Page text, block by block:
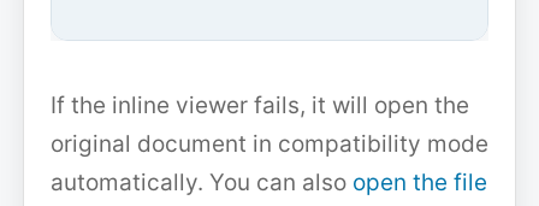
If the inline viewer fails, it will open the
original document in compatibility mode
automatically. You can also open the file